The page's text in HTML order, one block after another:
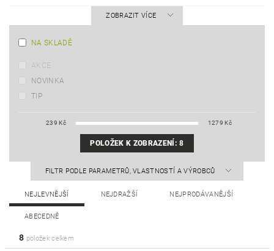
ZOBRAZIT VÍCE
NA SKLADĚ
AKCE
NOVINKA
TIP
239 Kč 1279 Kč
POLOŽEK K ZOBRAZENÍ:8
FILTR PODLE PARAMETRŮ, VLASTNOSTÍ A VÝROBCŮ
NEJLEVNĚJŠÍ NEJDRAŽŠÍ NEJPRODÁVANĚJŠÍ
ABECEDNĚ
8 položek celkem